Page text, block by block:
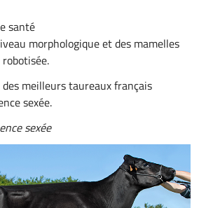
santé
morphologique et des mamelles
meilleurs taureaux français
sexée.
sexée